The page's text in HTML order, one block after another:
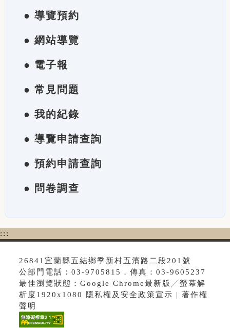
● 導覽預約
● 網站導覽
● 電子報
● 常見問題
● 我的紀錄
● 導覽申請查詢
● 預約申請查詢
● 問卷調查
:::
26841宜蘭縣五結鄉季新村五濱路二段201號
公部門電話：03-9705815．傳真：03-9605237
最佳瀏覽狀態：Google Chrome最新版╱螢幕解
析度1920x1080 隱私權及安全政策宣示 | 著作權
聲明